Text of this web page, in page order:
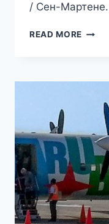
/ Сен-
READ MORE